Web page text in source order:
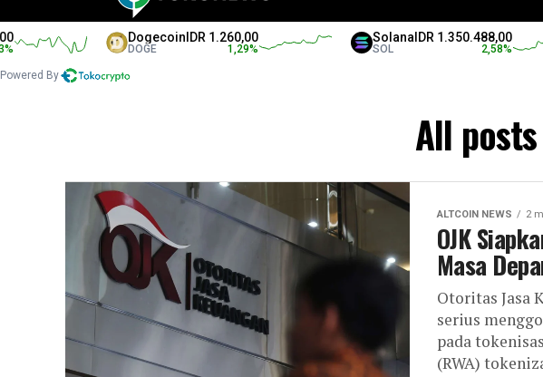
DogecoinIDR 1.260,00
DOGE
Solana IDR 1.350.488,00
Powered By
All
ALTCOIN NEWS 2
OJK
Masa
Otoritas Jasa
serius
pada
(RWA)